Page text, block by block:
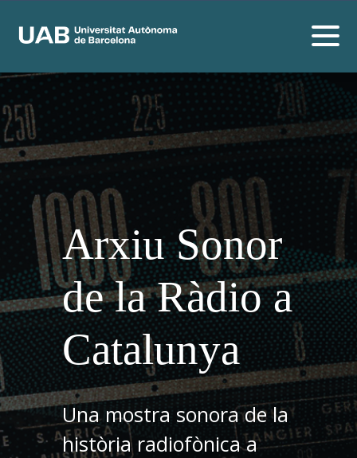
Arxiu Sonor
de la Ràdio a
Catalunya
Una mostra sonora de la
història radiofònica a